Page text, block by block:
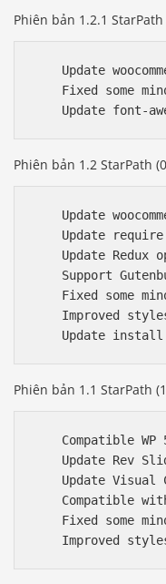
Phiên bản 1.2.1
Update
Fixed some
Phiên bản 1.2 StarPath
Update
Update
Update Redux
Support
Fixed some
Improved
Phiên bản 1.1 StarPath
Compatible WP
Update Rev
Update Visual
Compatible
Fixed some